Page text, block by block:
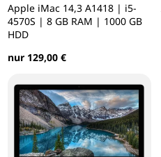
Apple iMac 14,3 A1418 | i5-
4570S | 8 GB RAM | 1000 GB
HDD
nur 129,00 €